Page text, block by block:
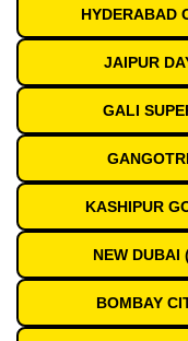
HYDERABAD
JAIPUR
GALI
KASHIPUR
NEW DUBAI
BOMBAY